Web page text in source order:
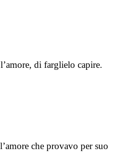
di farglielo capire.
che provavo per suo